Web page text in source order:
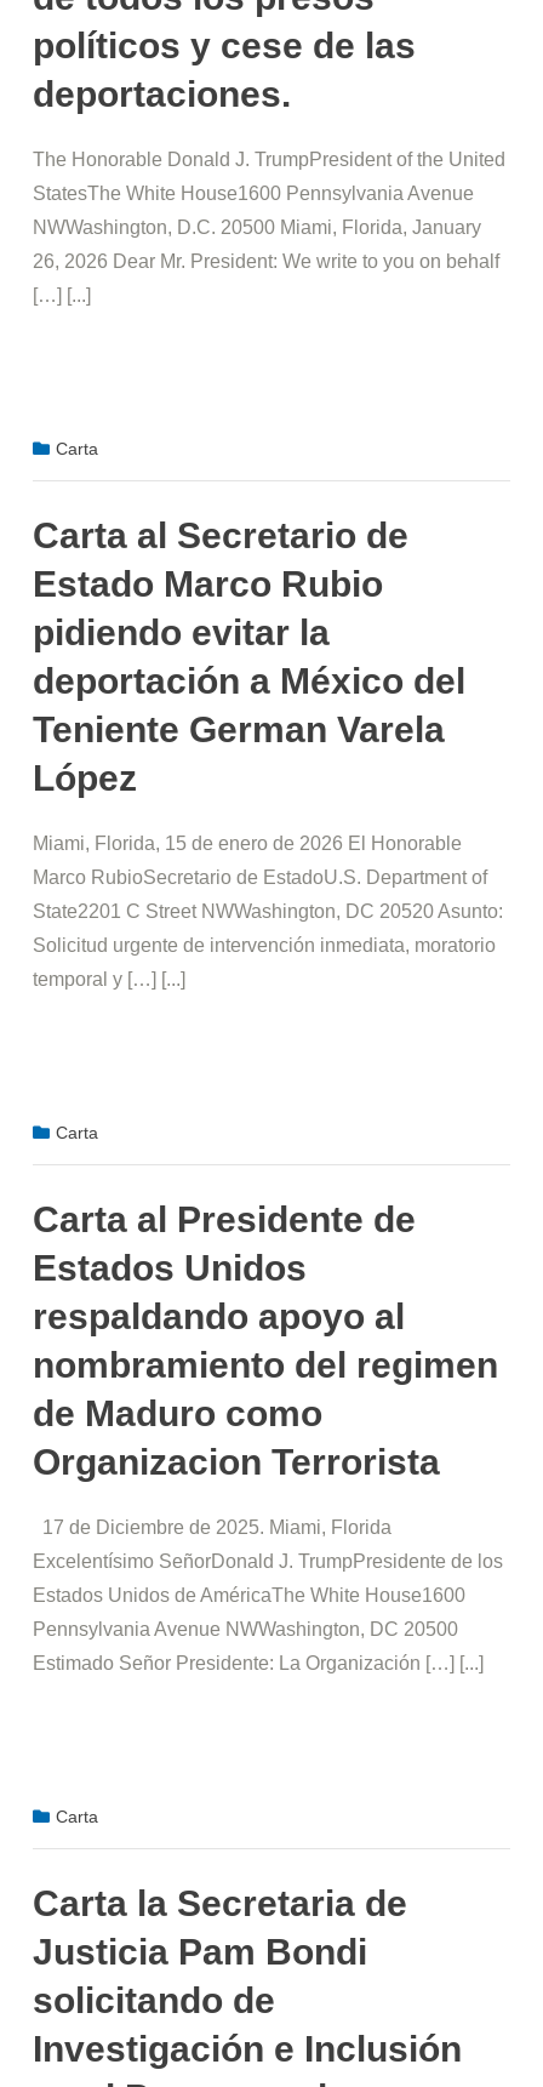
políticos y cese de las
deportaciones.
The Honorable Donald J. TrumpPresident of the United
StatesThe White House1600 Pennsylvania Avenue
NWWashington, D.C. 20500 Miami, Florida, January
26, 2026 Dear Mr. President: We write to you on behalf
[…] [...]
Carta
Carta al Secretario de
Estado Marco Rubio
pidiendo evitar la
deportación a México del
Teniente German Varela
López
Miami, Florida, 15 de enero de 2026 El Honorable
Marco RubioSecretario de EstadoU.S. Department of
State2201 C Street NWWashington, DC 20520 Asunto:
Solicitud urgente de intervención inmediata, moratorio
temporal y […] [...]
Carta
Carta al Presidente de
Estados Unidos
respaldando apoyo al
nombramiento del regimen
de Maduro como
Organizacion Terrorista
17 de Diciembre de 2025. Miami, Florida
Excelentísimo SeñorDonald J. TrumpPresidente de los
Estados Unidos de AméricaThe White House1600
Pennsylvania Avenue NWWashington, DC 20500
Estimado Señor Presidente: La Organización […] [...]
Carta
Carta la Secretaria de
Justicia Pam Bondi
solicitando de
Investigación e Inclusión